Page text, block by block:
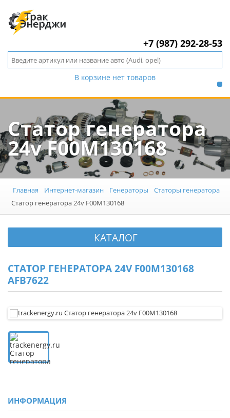
+7 (987) 292-28-53
В корзине нет товаров
Статор генератора
24v F00M130168
Главная Интернет-магазин Генераторы
Статоры генератора
Статор генератора 24v F00M130168
КАТАЛОГ
СТАТОР ГЕНЕРАТОРА 24V F00M130168
AFB7622
ИНФОРМАЦИЯ